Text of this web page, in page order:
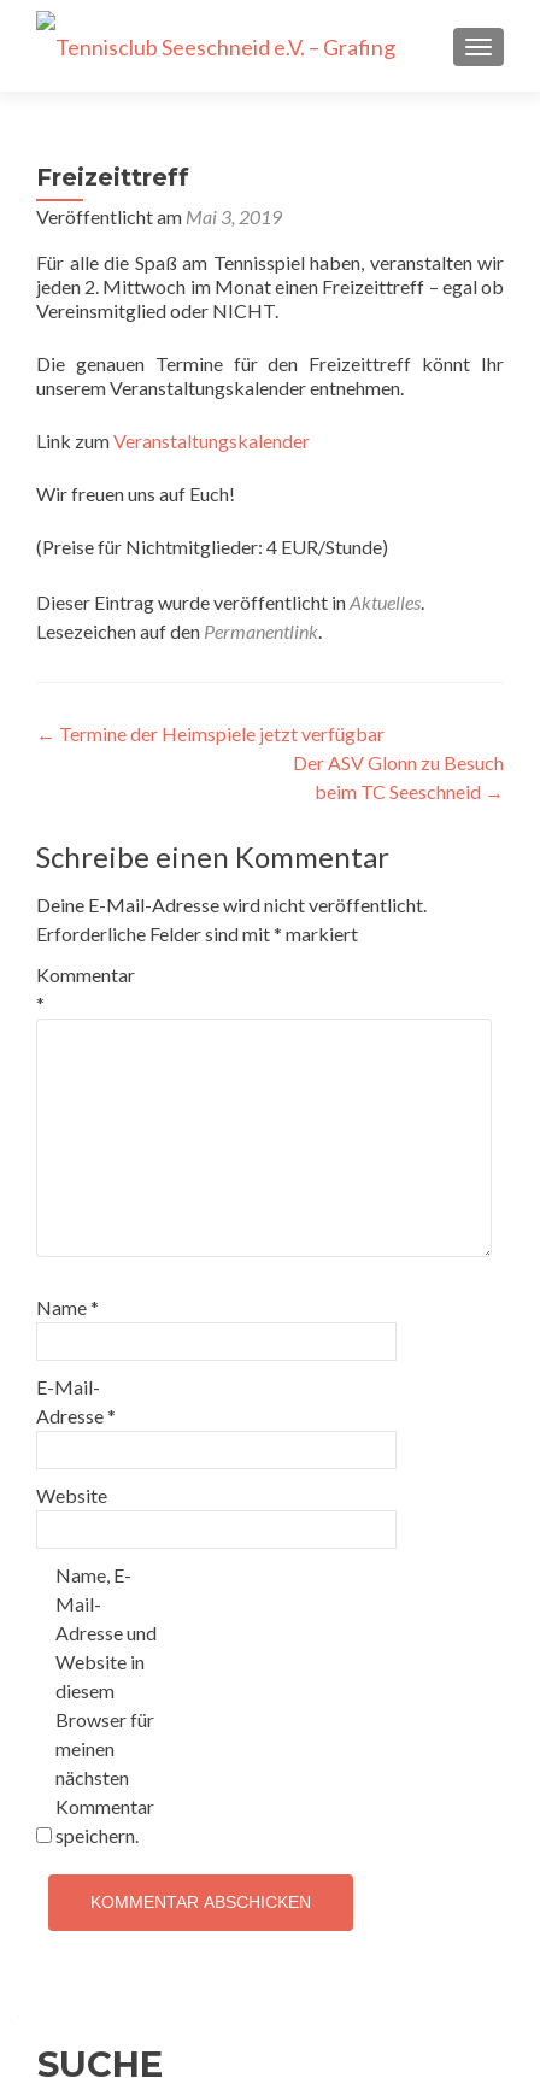
Freizeittreff
Veröffentlicht am Mai 3, 2019
Für alle die Spaß am Tennisspiel haben, veranstalten wir
jeden 2. Mittwoch im Monat einen Freizeittreff – egal ob
Vereinsmitglied oder NICHT.
Die genauen Termine für den Freizeittreff könnt Ihr
unserem Veranstaltungskalender entnehmen.
Link zumVeranstaltungskalender
Wir freuen uns auf Euch!
(Preise für Nichtmitglieder: 4 EUR/Stunde)
Dieser Eintrag wurde veröffentlicht inAktuelles.
Lesezeichen auf den Permanentlink.
Beitragsnavigation
← Termine der Heimspiele jetzt verfügbar
Der ASV Glonn zu Besuch
beim TC Seeschneid →
Schreibe einen Kommentar
Deine E-Mail-Adresse wird nicht veröffentlicht.
Erforderliche Felder sind mit* markiert
Kommentar
*
Name*
E-Mail-
Adresse*
Website
Name, E-
Mail-
Adresse und
Website in
diesem
Browser für
meinen
nächsten
Kommentar
speichern.
SUCHE